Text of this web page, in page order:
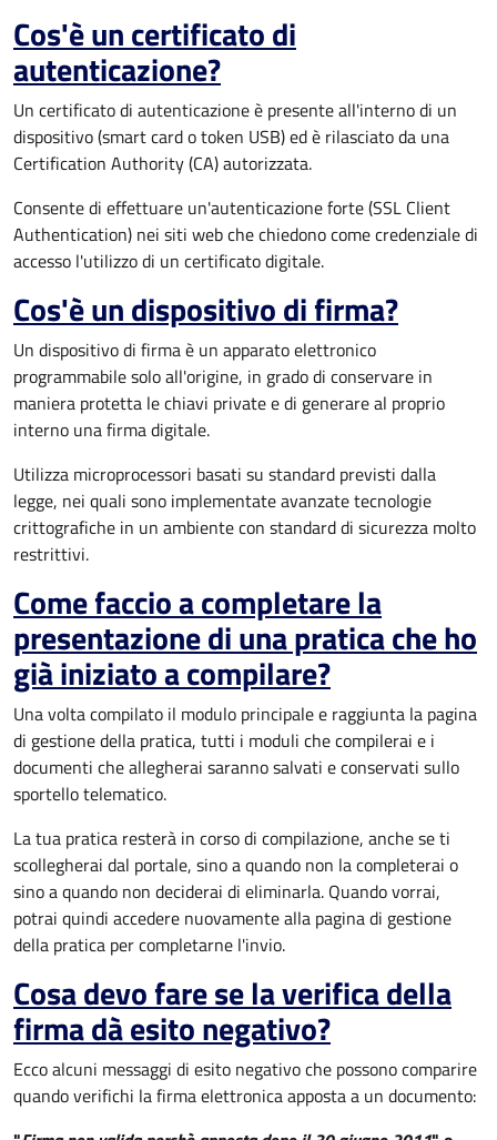
Cos'è un certificato di
autenticazione?
Un certificato di autenticazione è presente all'interno di un
dispositivo (smart card o token USB) ed è rilasciato da una
Certification Authority (CA) autorizzata.
Consente di effettuare un'autenticazione forte (SSL Client
Authentication) nei siti web che chiedono come credenziale di
accesso l'utilizzo di un certificato digitale.
Cos'è un dispositivo di firma?
Un dispositivo di firma è un apparato elettronico
programmabile solo all'origine, in grado di conservare in
maniera protetta le chiavi private e di generare al proprio
interno una firma digitale.
Utilizza microprocessori basati su standard previsti dalla
legge, nei quali sono implementate avanzate tecnologie
crittografiche in un ambiente con standard di sicurezza molto
restrittivi.
Come faccio a completare la
presentazione di una pratica che ho
già iniziato a compilare?
Una volta compilato il modulo principale e raggiunta la pagina
di gestione della pratica, tutti i moduli che compilerai e i
documenti che allegherai saranno salvati e conservati sullo
sportello telematico.
La tua pratica resterà in corso di compilazione, anche se ti
scollegherai dal portale, sino a quando non la completerai o
sino a quando non deciderai di eliminarla. Quando vorrai,
potrai quindi accedere nuovamente alla pagina di gestione
della pratica per completarne l'invio.
Cosa devo fare se la verifica della
firma dà esito negativo?
Ecco alcuni messaggi di esito negativo che possono comparire
quando verifichi la firma elettronica apposta a un documento: